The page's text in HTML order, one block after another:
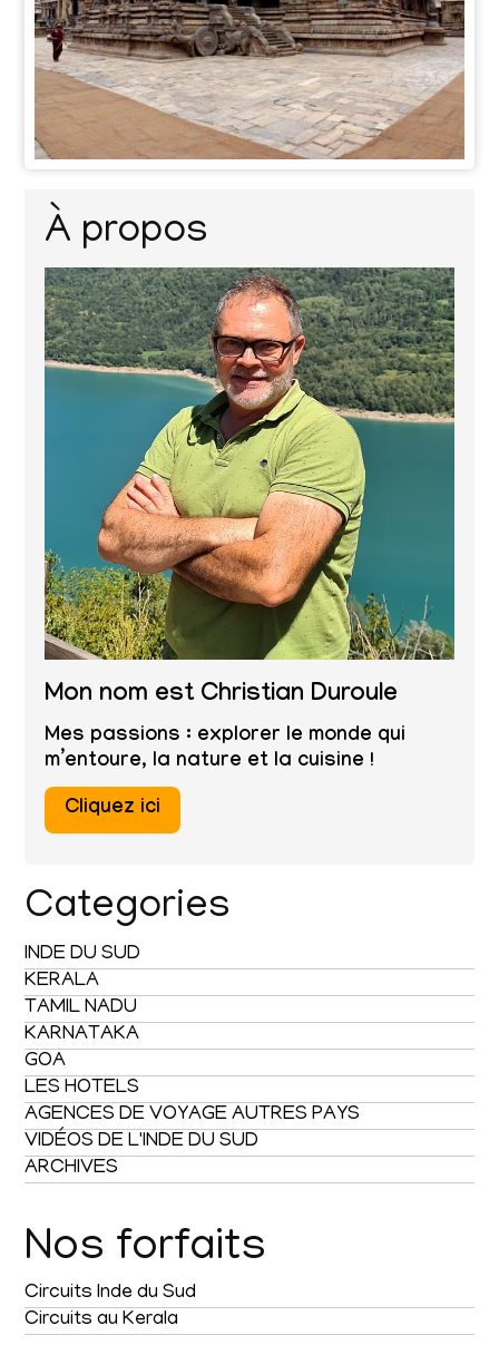
À propos
Mon nom est Christian Duroule
Mes passions : explorer le monde qui
m’entoure, la nature et la cuisine !
Cliquez ici
Categories
INDE DU SUD
KERALA
TAMIL NADU
KARNATAKA
GOA
LES HOTELS
AGENCES DE VOYAGE AUTRES PAYS
VIDÉOS DE L'INDE DU SUD
ARCHIVES
Nos forfaits
Circuits Inde du Sud
Circuits au Kerala